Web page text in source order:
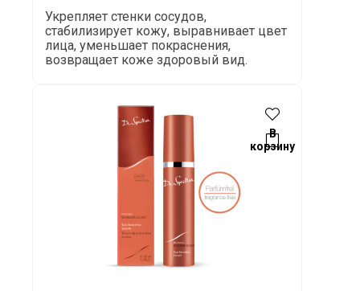
Укрепляет стенки сосудов,
стабилизирует кожу, выравнивает цвет
лица, уменьшает покраснения,
возвращает коже здоровый вид.
В
корзину